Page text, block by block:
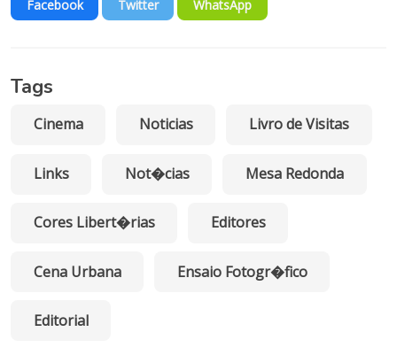
Facebook Twitter WhatsApp
Tags
Cinema Noticias Livro de Visitas
Links Not�cias Mesa Redonda
Cores Libert�rias Editores
Cena Urbana Ensaio Fotogr�fico
Editorial